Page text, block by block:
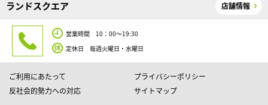
ランドスクエア 店舗情報
営業時間 10：00～19:30
定休日 毎週火曜日・水曜日
ご利用にあたって
プライバシーポリシー
反社会的勢力への対応
サイトマップ